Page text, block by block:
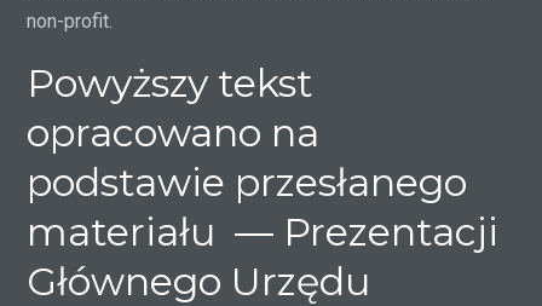
non-profit.
Powyższy tekst
opracowano na
podstawie przesłanego
materiału — Prezentacji
Głównego Urzędu